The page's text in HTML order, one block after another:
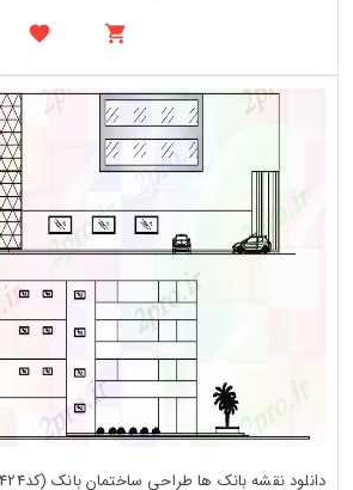
دانلود نقشه بانک ها طراحی ساختمان بانک (کد87424)